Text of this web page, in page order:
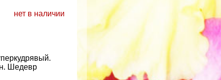
нет в наличии
Шедевр